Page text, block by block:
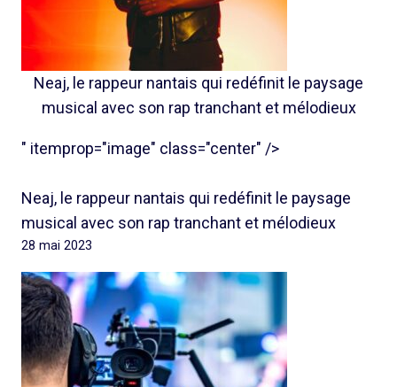
Neaj, le rappeur nantais qui redéfinit le paysage
musical avec son rap tranchant et mélodieux
" itemprop="image" class="center" />
Neaj, le rappeur nantais qui redéfinit le paysage
musical avec son rap tranchant et mélodieux
28 mai 2023